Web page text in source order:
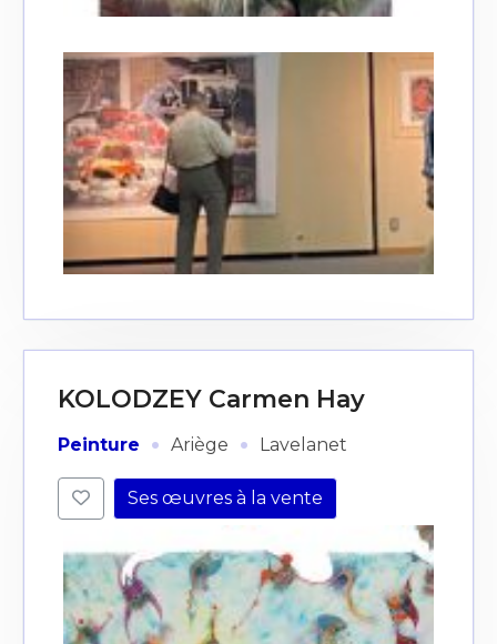
KOLODZEY Carmen Hay
Peinture · Ariège · Lavelanet
Ses œuvres à la vente